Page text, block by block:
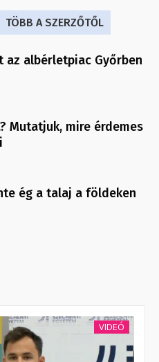
TÖBB A SZERZŐTŐL
az albérletpiac Győrben
Mutatjuk, mire érdemes
ég a talaj a földeken
VIDEÓ